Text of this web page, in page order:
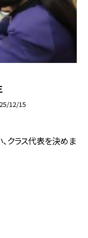
12/15
クラス代表を決めま